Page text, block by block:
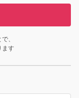
、
ます